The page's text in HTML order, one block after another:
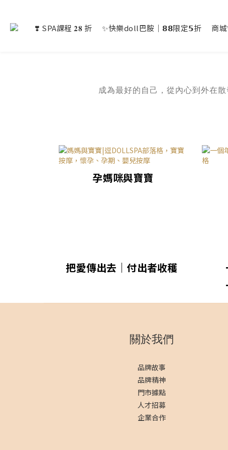
❣️ SPA課程 𝟐𝟖 折 ✨快樂doll巴胺｜𝟴𝟴限定𝟱折 商
成為最好的自己，從內心到外在
孕媽咪與寶寶
把愛傳出去｜付出者收穫
關於我們
品牌故事
品牌精神
門市據點
人才招募
企業合作